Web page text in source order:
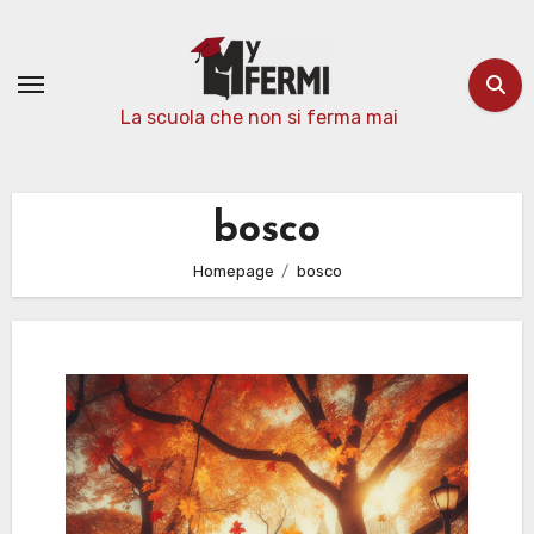
contenuto
La scuola che non si ferma mai
bosco
Homepage bosco